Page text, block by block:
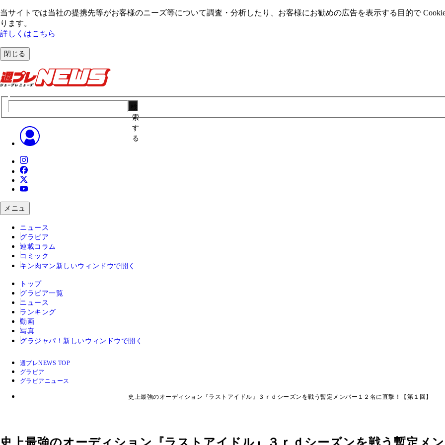
当サイトでは当社の提携先等がお客様のニーズ等について調査・分析したり、お客様にお勧めの広告を表⽰する⽬的で
ります。
詳しくはこちら
閉じる
索
す
る
メニュ
ニュース
グラビア
連載コラム
コミック
キン肉マン 新しいウィンドウで開く
トップ
グラビア一覧
ニュース
ランキング
動画
写真
グラジャパ！ 新しいウィンドウで開く
週プレNEWS TOP
グラビア
グラビアニュース
史上最強のオーディション『ラストアイドル』３ｒｄシーズンを戦う暫定メンバー１２名に直撃！【第１回】
史上最強のオーディション『ラストアイドル』３ｒｄシーズンを戦う暫定メ